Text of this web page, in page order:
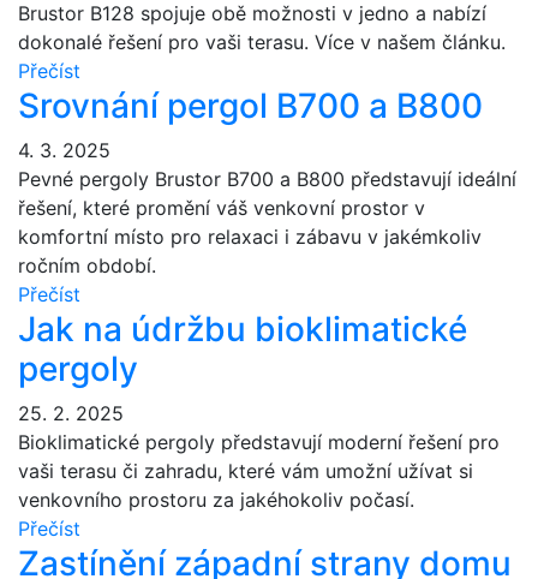
Brustor B128 spojuje obě možnosti v jedno a nabízí
dokonalé řešení pro vaši terasu. Více v našem článku.
Přečíst
Srovnání pergol B700 a B800
4. 3. 2025
Pevné pergoly Brustor B700 a B800 představují ideální
řešení, které promění váš venkovní prostor v
komfortní místo pro relaxaci i zábavu v jakémkoliv
ročním období.
Přečíst
Jak na údržbu bioklimatické
pergoly
25. 2. 2025
Bioklimatické pergoly představují moderní řešení pro
vaši terasu či zahradu, které vám umožní užívat si
venkovního prostoru za jakéhokoliv počasí.
Přečíst
Zastínění západní strany domu